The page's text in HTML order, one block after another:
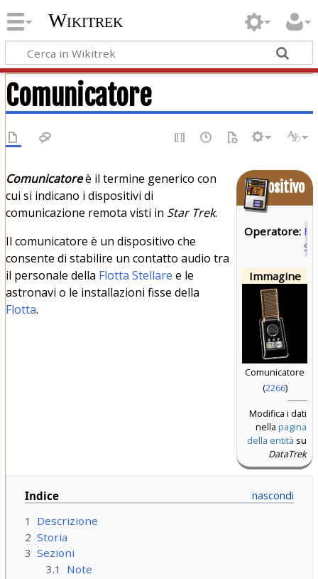
Wikitrek
Comunicatore
Dispositivo
Operatore:
Immagine
Comunicatore
(2266)
Modifica i dati
nella pagina
della entità su
DataTrek
Comunicatoreè il termine generico con
cui si indicano i dispositivi di
comunicazione remota visti in Star Trek.
Il comunicatore è un dispositivo che
consente di stabilire un contatto audio tra
il personale della Flotta Stellare e le
astronavi o le installazioni fisse della
Flotta.
Indice
1
Descrizione
2 Storia
3 Sezioni
3.1
Note